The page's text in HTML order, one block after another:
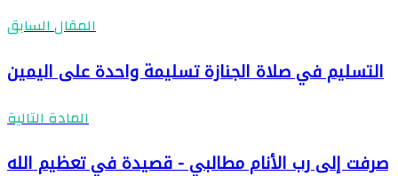
المقال السابق
التسليم في صلاة الجنازة تسليمة واحدة على اليمين
المادة التالية
صرفت إلى رب الأنام مطالبي - قصيدة في تعظيم الله